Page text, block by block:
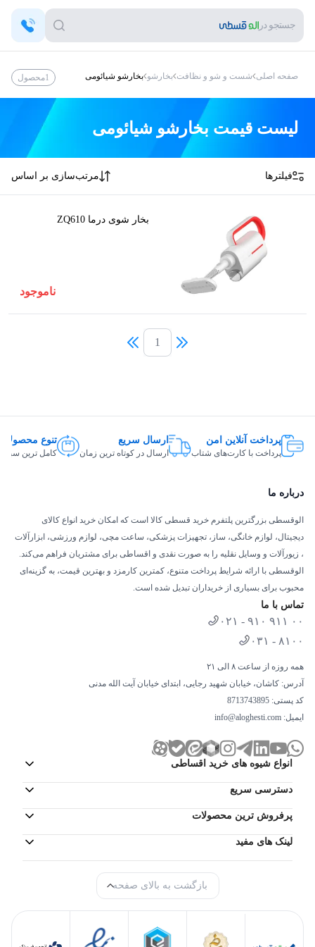
جستجو در
صفحه اصلی شست و شو و نظافت بخارشو بخارشو شیائومی 1محصول
لیست قیمت بخارشو شیائومی
فیلترها مرتب‌سازی بر اساس
بخار شوی درما ZQ610
ناموجود
1
پرداخت آنلاین امن
پرداخت با کارت‌های شتاب
ارسال سریع
ارسال در کوتاه ترین زمان
تنوع
کامل ترین سبد
تماس با ما
۰۲۱ - ۹۱۰ ۹۱۱ ۰۰
۰۳۱ - ۸۱۰۰
همه روزه از ساعت ۸ الی ۲۱
آدرس: کاشان، خیابان شهید رجایی، ابتدای خیابان آیت الله مدنی
کد پستی: 8713743895
ایمیل: info@aloghesti.com
انواع شیوه های خرید اقساطی
دسترسی سریع
پرفروش ترین محصولات
لینک های مفید
درباره ما
الوقسطی بزرگترین پلتفرم خرید قسطی کالا است که امکان خرید انواع کالای
دیجیتال، لوازم خانگی، ساز، تجهیزات پزشکی، ساعت مچی، لوازم ورزشی، ابزارآلات
، زیورآلات و وسایل نقلیه را به صورت نقدی و اقساطی برای مشتریان فراهم می‌کند.
الوقسطی با ارائه شرایط پرداخت متنوع، کمترین کارمزد و بهترین قیمت، به گزینه‌ای
محبوب برای بسیاری از خریداران تبدیل شده است.
بازگشت به بالای صفحه